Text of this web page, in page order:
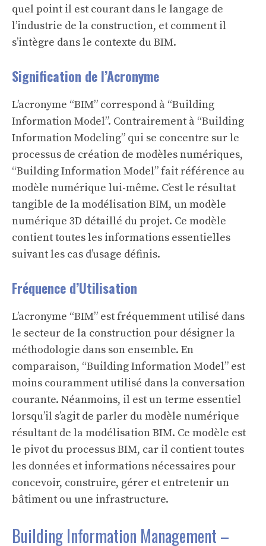
quel point il est courant dans le langage de
l’industrie de la construction, et comment il
s’intègre dans le contexte du BIM.
Signification de l’Acronyme
L’acronyme “BIM” correspond à “Building
Information Model”. Contrairement à “Building
Information Modeling” qui se concentre sur le
processus de création de modèles numériques,
“Building Information Model” fait référence au
modèle numérique lui-même. C’est le résultat
tangible de la modélisation BIM, un modèle
numérique 3D détaillé du projet. Ce modèle
contient toutes les informations essentielles
suivant les cas d’usage définis.
Fréquence d’Utilisation
L’acronyme “BIM” est fréquemment utilisé dans
le secteur de la construction pour désigner la
méthodologie dans son ensemble. En
comparaison, “Building Information Model” est
moins couramment utilisé dans la conversation
courante. Néanmoins, il est un terme essentiel
lorsqu’il s’agit de parler du modèle numérique
résultant de la modélisation BIM. Ce modèle est
le pivot du processus BIM, car il contient toutes
les données et informations nécessaires pour
concevoir, construire, gérer et entretenir un
bâtiment ou une infrastructure.
Building Information Management –